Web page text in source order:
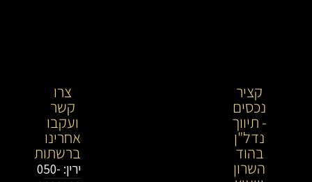
קציר
נכסים
- תיווך
נדל"ן
בהוד
השרון
צרו
קשר
ועקבו
אחרינו
ברשתות
ירין: 050-